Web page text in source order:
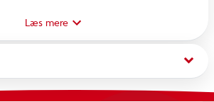
et festligt og stilfuldt udtryk, der egner
bryllupper, studenterfester eller
som del af en personlig dekoration på
eller som pynt i hjemmet.
Læs mere
keyboard_arrow_down